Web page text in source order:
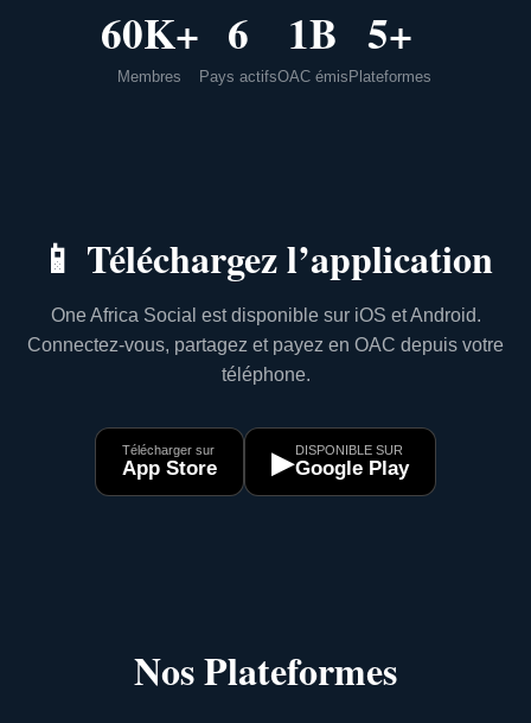
60K+
Membres
6
Pays actifs
1B
OAC émis
5+
Plateformes
📱 Téléchargez l’application
One Africa Social est disponible sur iOS et Android.
Connectez-vous, partagez et payez en OAC depuis votre
téléphone.
Télécharger sur
App Store ▶DISPONIBLE SUR
Google Play
Nos Plateformes